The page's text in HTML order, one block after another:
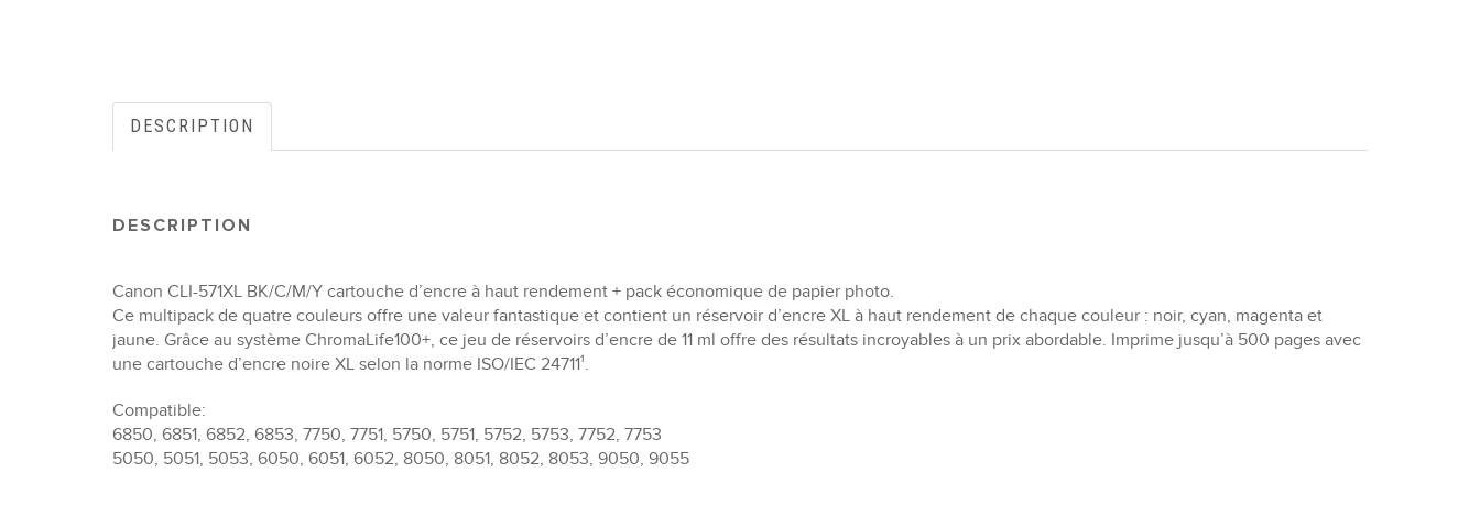
DESCRIPTION
DESCRIPTION
Canon CLI-571XL BK/C/M/Y cartouche d’encre à haut rendement + pack économique de papier photo.
Ce multipack de quatre couleurs offre une valeur fantastique et contient un réservoir d’encre XL à haut rendement de chaque couleur : noir, cyan, magenta et
jaune. Grâce au système ChromaLife100+, ce jeu de réservoirs d’encre de 11 ml offre des résultats incroyables à un prix abordable. Imprime jusqu’à 500 pages avec
une cartouche d’encre noire XL selon la norme ISO/IEC 24711¹.
Compatible:
6850, 6851, 6852, 6853, 7750, 7751, 5750, 5751, 5752, 5753, 7752, 7753
5050, 5051, 5053, 6050, 6051, 6052, 8050, 8051, 8052, 8053, 9050, 9055